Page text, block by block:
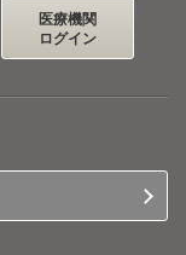
医療機関
ログイン